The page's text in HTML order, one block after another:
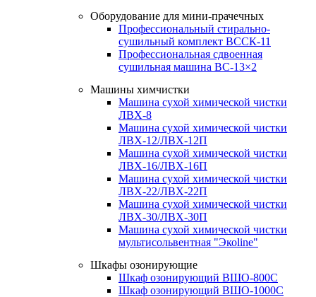
Оборудование для мини-прачечных
Профессиональный стирально-
сушильный комплект ВССК-11
Профессиональная сдвоенная
сушильная машина ВС-13×2
Машины химчистки
Машина сухой химической чистки
ЛВХ-8
Машина сухой химической чистки
ЛВХ-12/ЛВХ-12П
Машина сухой химической чистки
ЛВХ-16/ЛВХ-16П
Машина сухой химической чистки
ЛВХ-22/ЛВХ-22П
Машина сухой химической чистки
ЛВХ-30/ЛВХ-30П
Машина сухой химической чистки
мультисольвентная "Экоline"
Шкафы озонирующие
Шкаф озонирующий ВШО-800С
Шкаф озонирующий ВШО-1000С